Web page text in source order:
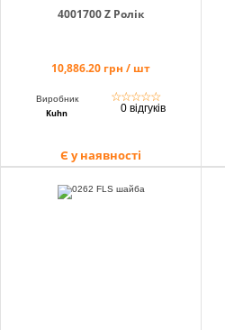
4001700 Z Ролік
10,886.20 грн / шт
Виробник
Kuhn
☆☆☆☆☆
0 відгуків
Є у наявності